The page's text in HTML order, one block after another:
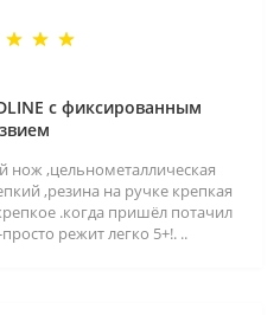
с фиксированным
,цельнометаллическая
,резина на ручке крепкая
.когда пришёл потачил
режит легко 5+!. ..